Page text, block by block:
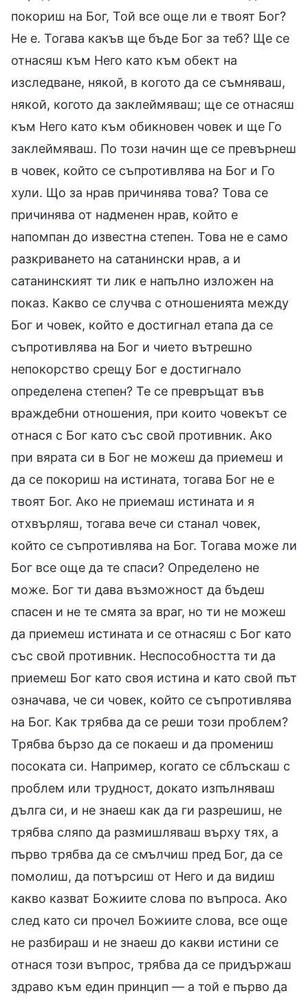
покориш на Бог, Той все още ли е твоят Бог?
Не е. Тогава какъв ще бъде Бог за теб? Ще се
отнасяш към Него като към обект на
изследване, някой, в когото да се съмняваш,
някой, когото да заклеймяваш; ще се отнасяш
към Него като към обикновен човек и ще Го
заклеймяваш. По този начин ще се превърнеш
в човек, който се съпротивлява на Бог и Го
хули. Що за нрав причинява това? Това се
причинява от надменен нрав, който е
напомпан до известна степен. Това не е само
разкриването на сатанински нрав, а и
сатанинският ти лик е напълно изложен на
показ. Какво се случва с отношенията между
Бог и човек, който е достигнал етапа да се
съпротивлява на Бог и чието вътрешно
непокорство срещу Бог е достигнало
определена степен? Те се превръщат във
враждебни отношения, при които човекът се
отнася с Бог като със свой противник. Ако
при вярата си в Бог не можеш да приемеш и
да се покориш на истината, тогава Бог не е
твоят Бог. Ако не приемаш истината и я
отхвърляш, тогава вече си станал човек,
който се съпротивлява на Бог. Тогава може ли
Бог все още да те спаси? Определено не
може. Бог ти дава възможност да бъдеш
спасен и не те смята за враг, но ти не можеш
да приемеш истината и се отнасяш с Бог като
със свой противник. Неспособността ти да
приемеш Бог като своя истина и като свой път
означава, че си човек, който се съпротивлява
на Бог. Как трябва да се реши този проблем?
Трябва бързо да се покаеш и да промениш
посоката си. Например, когато се сблъскаш с
проблем или трудност, докато изпълняваш
дълга си, и не знаеш как да ги разрешиш, не
трябва сляпо да размишляваш върху тях, а
първо трябва да се смълчиш пред Бог, да се
помолиш, да потърсиш от Него и да видиш
какво казват Божиите слова по въпроса. Ако
след като си прочел Божиите слова, все още
не разбираш и не знаеш до какви истини се
отнася този въпрос, трябва да се придържаш
здраво към един принцип — а той е първо да